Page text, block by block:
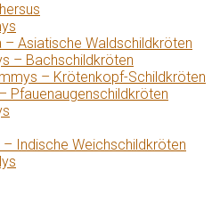
– Asiatische Waldschildkröten
– Bachschildkröten
– Krötenkopf-Schildkröten
Pfauenaugenschildkröten
– Indische Weichschildkröten